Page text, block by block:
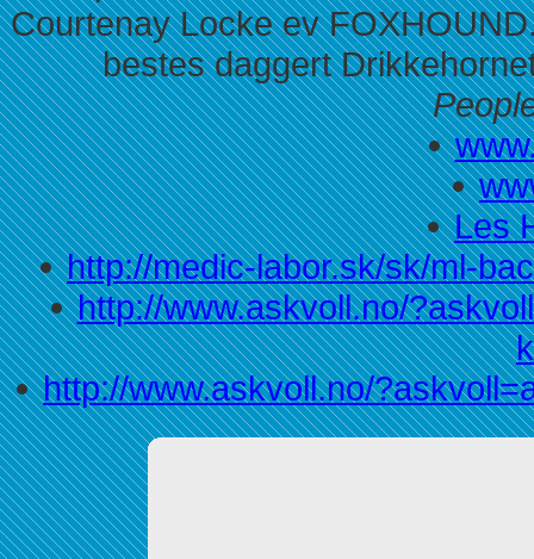
Courtenay Locke ev
bestes daggert
Les
http://medic-labor.sk/sk/ml-
http://www.askvoll.no/
http://www.askvoll.no/